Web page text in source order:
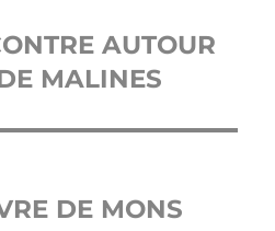
AUTOUR
MALINES
DE MONS